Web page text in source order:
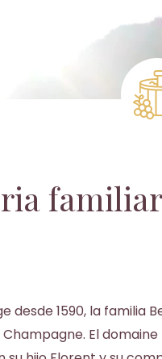
desde 1590, la familia
El